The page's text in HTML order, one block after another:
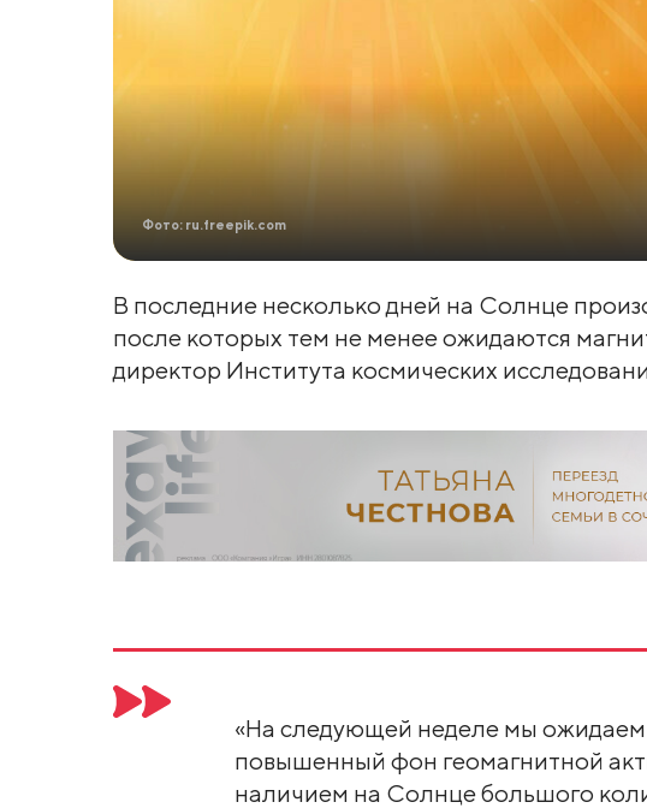
Фото: ru.freepik.com
В последние несколько дней на Солнце
после которых тем не менее ожидаются
директор Института космических
«На следующей неделе мы ожидаем
повышенный фон геомагнитной
наличием на Солнце большого